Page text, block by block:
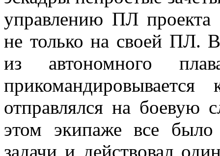
управлению ПЛ
не только на своей ПЛ.
из автономного
отправлялся на боевую
этом экипаже все
задачи и действовал